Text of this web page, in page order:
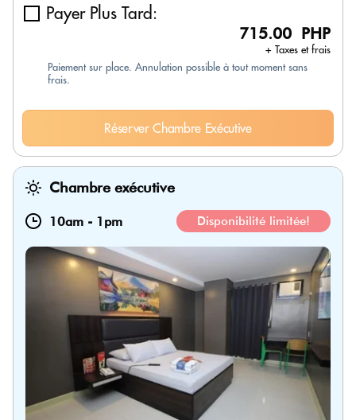
Payer Plus Tard:
715.00 PHP
+ Taxes et frais
Paiement sur place. Annulation possible à tout moment sans
frais.
Réserver Chambre Exécutive
Chambre exécutive
10am - 1pm Disponibilité limitée!